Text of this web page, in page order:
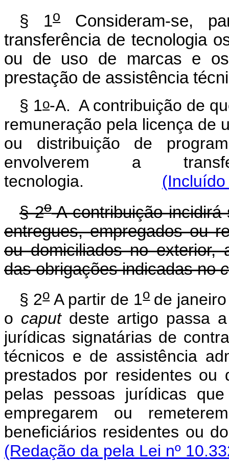
§ 1oConsideram-se,
transferência de tecnologia
ou de uso de marcas e
prestação de assistência
§ 1o-A. A contribuição de
remuneração pela licença de
ou distribuição de
envolverem a
tecnologia.
§ 2oA contribuição incidirá
entregues, empregados ou
ou domiciliados no exterior,
das obrigações indicadas no
§ 2oA partir de 1o de
o caputdeste artigo passa a
jurídicas signatárias de
técnicos e de assistência
prestados por residentes ou
pelas pessoas jurídicas
empregarem ou
beneficiários
(Redação da pela Lei nº